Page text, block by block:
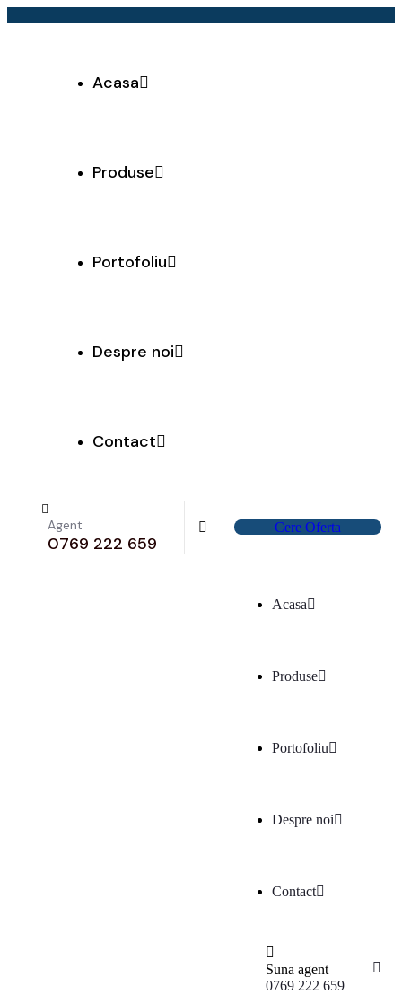
Acasa
Produse
Portofoliu
Despre noi
Contact
Agent
0769 222 659
Cere Oferta
Acasa
Produse
Portofoliu
Despre noi
Contact
Suna agent
0769 222 659